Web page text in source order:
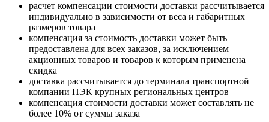
расчет компенсации стоимости доставки рассчитывается
индивидуально в зависимости от веса и габаритных
размеров товара
компенсация за стоимость доставки может быть
предоставлена для всех заказов, за исключением
акционных товаров и товаров к которым применена
скидка
доставка рассчитывается до терминала транспортной
компании ПЭК крупных региональных центров
компенсация стоимости доставки может составлять не
более 10% от суммы заказа